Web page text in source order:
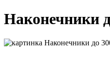
Наконечники